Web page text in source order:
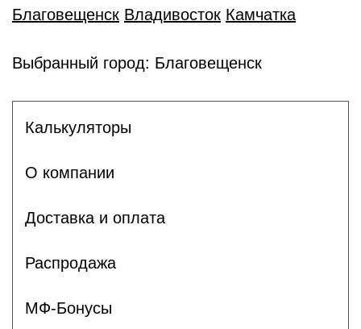
Благовещенск Владивосток Камчатка
Выбранный город: Благовещенск
Калькуляторы
О компании
Доставка и оплата
Распродажа
МФ-Бонусы